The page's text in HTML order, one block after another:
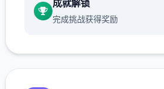
让审美疲劳从此不见。
成就解锁
完成挑战获得奖励